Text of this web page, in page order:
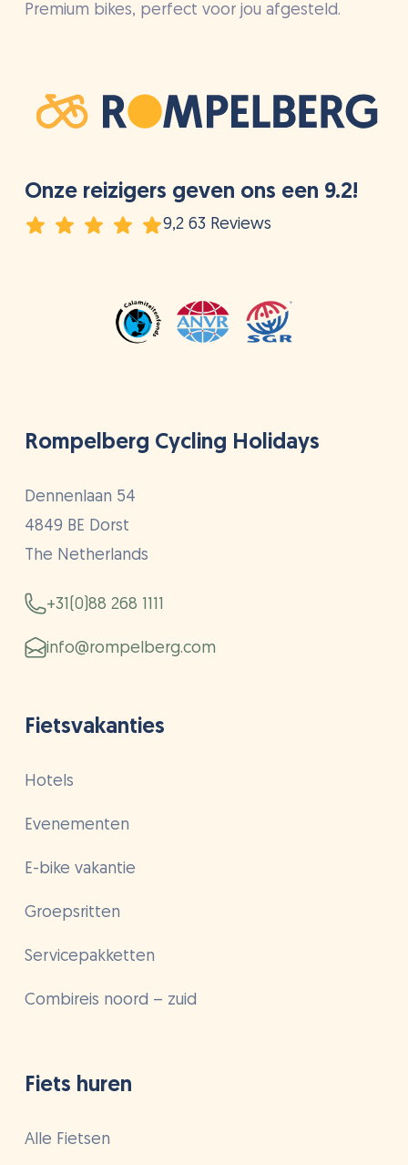
Premium bikes, perfect voor jou afgesteld.
Onze reizigers geven ons een 9.2!
9,2 63 Reviews
Rompelberg Cycling Holidays
Dennenlaan 54
4849 BE Dorst
The Netherlands
+31(0)88 268 1111
info@rompelberg.com
Fietsvakanties
Hotels
Evenementen
E-bike vakantie
Groepsritten
Servicepakketten
Combireis noord – zuid
Fiets huren
Alle Fietsen